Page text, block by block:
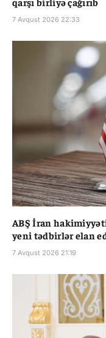
7 Avqust 2026 22:33
ABŞ İran
yeni tədbirlər elan
7 Avqust 2026 21:19